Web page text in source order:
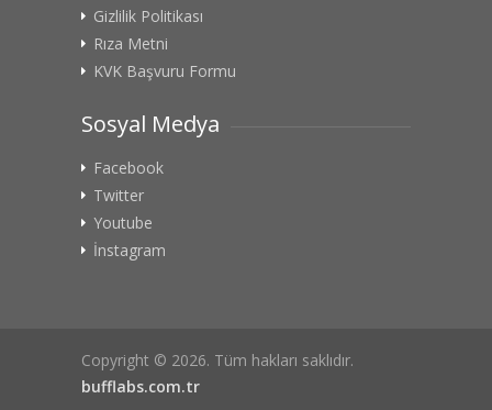
Gizlilik Politikası
Rıza Metni
KVK Başvuru Formu
Sosyal Medya
Facebook
Twitter
Youtube
İnstagram
Copyright © 2026. Tüm hakları saklıdır.
bufflabs.com.tr